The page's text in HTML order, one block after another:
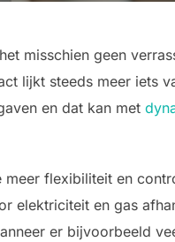
misschien geen
lijkt steeds meer iets
en dat kan met
flexibiliteit en
elektriciteit en gas
er bijvoorbeeld